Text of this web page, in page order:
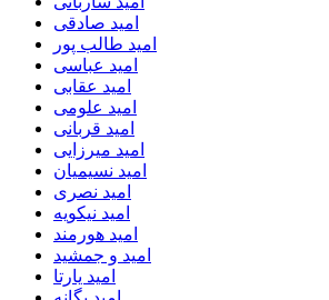
امید صادقی
امید طالب پور
امید عباسی
امید عقابی
امید علومی
امید قربانی
امید میرزایی
امید نسیمیان
امید نصری
امید نیکویه
امید هورمند
امید و جمشید
امید یارتا